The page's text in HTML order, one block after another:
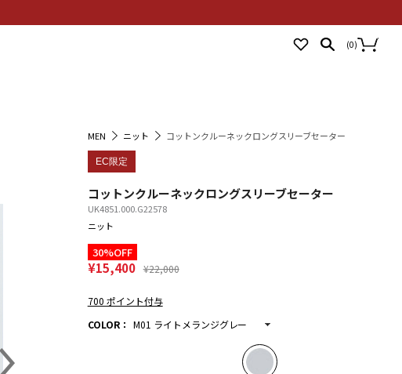
(0)
MEN ニット コットンクルーネックロングスリーブセーター
EC限定
コットンクルーネックロングスリーブセーター
UK4851.000.G22578
ニット
30%OFF
¥15,400 ¥22,000
700 ポイント付与
COLOR： M01 ライトメランジグレー